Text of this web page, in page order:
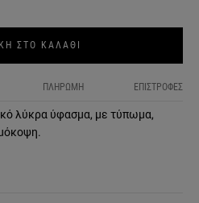
ΣΤΟ ΚΑΛΑΘΙ
ΠΛΗΡΩΜΗ ΕΠΙΣΤΡΟΦΕΣ
λύκρα ύφασμα, με τύπωμα,